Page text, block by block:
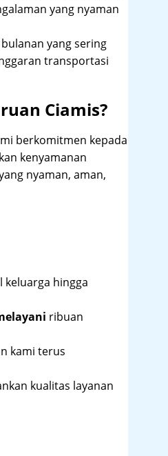
yang nyaman
yang sering
transportasi
Ciamis?
berkomitmen kepada
kenyamanan
nyaman, aman,
keluarga hingga
ribuan
kami terus
kualitas layanan